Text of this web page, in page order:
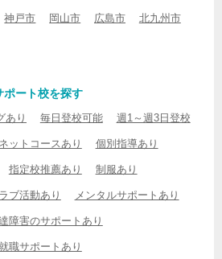
神戸市 岡山市 広島市 北九州市
ポート校を探す
あり 毎日登校可能 週1～週3日登校
ネットコースあり 個別指導あり
指定校推薦あり 制服あり
ブ活動あり メンタルサポートあり
障害のサポートあり
職サポートあり